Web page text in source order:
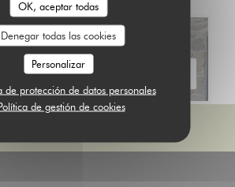
OK, aceptar todas
Denegar todas las cookies
Personalizar
de protección de datos personales
de gestión de cookies
Carta
DESCUBRIR NUESTRA CARTA